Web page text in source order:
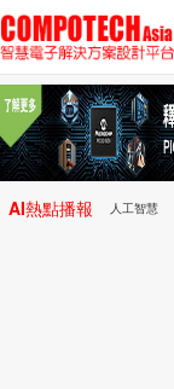
AI熱點播報 人工智慧